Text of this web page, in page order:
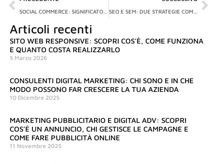
SEO E SEM: DUE STRATEGIE COMPLEMENTARI DI WEB MARKETING PER IL “POSIZIONAMENTO” DEI SITI INTERNET
Articoli recenti
SITO WEB RESPONSIVE: SCOPRI COS’È, COME FUNZIONA
E QUANTO COSTA REALIZZARLO
5 Marzo 2026
CONSULENTI DIGITAL MARKETING: CHI SONO E IN CHE
MODO POSSONO FAR CRESCERE LA TUA AZIENDA
10 Dicembre 2025
MARKETING PUBBLICITARIO E DIGITAL ADV: SCOPRI
COS’È UN ANNUNCIO, CHI GESTISCE LE CAMPAGNE E
COME FARE PUBBLICITÀ ONLINE
11 Novembre 2025